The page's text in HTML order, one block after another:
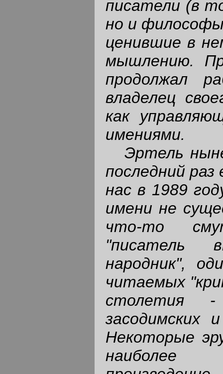
писатели (в
но и
ценившие в
мышлению.
продолжал
владелец
как
имениями.
Эртель
последний раз
нас в 1989
имени не
что-то
"писатель
народник",
читаемых
столетия -
засодимских
Некоторые
наиболее